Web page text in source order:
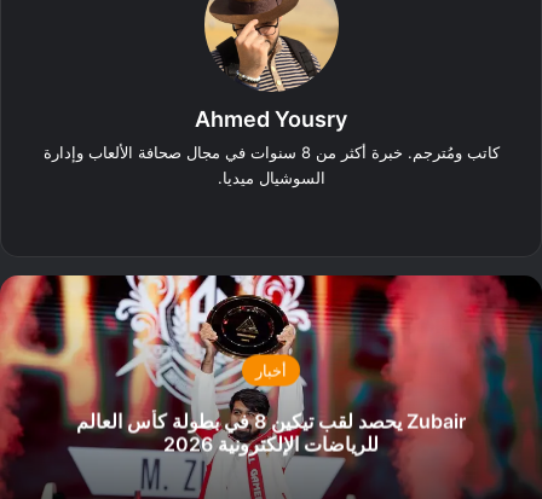
Ahmed Yousry
كاتب ومُترجم. خبرة أكثر من 8 سنوات في مجال صحافة الألعاب وإدارة
السوشيال ميديا.
أخبار
Zubair يحصد لقب تيكين 8 في بطولة كأس العالم
للرياضات الإلكترونية 2026